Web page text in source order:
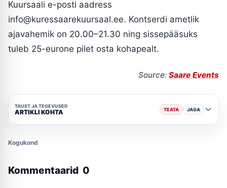
Kuursaali e-posti aadress
info@kuressaarekuursaal.ee. Kontserdi ametlik
ajavahemik on 20.00–21.30 ning sissepääsuks
tuleb 25-eurone pilet osta kohapealt.
Source: Saare Events
TAUST JA TEGEVUSED
ARTIKLI KOHTA TEATA JAGA
Kogukond
Kommentaarid 0